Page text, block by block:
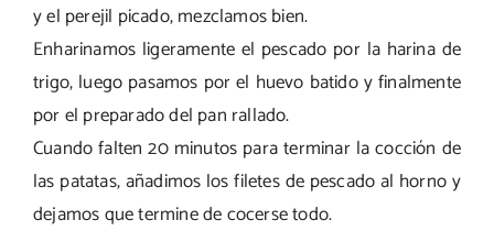
y el perejil picado, mezclamos bien.
Enharinamos ligeramente el pescado por la harina de
trigo, luego pasamos por el huevo batido y finalmente
por el preparado del pan rallado.
Cuando falten 20 minutos para terminar la cocción de
las patatas, añadimos los filetes de pescado al horno y
dejamos que termine de cocerse todo.